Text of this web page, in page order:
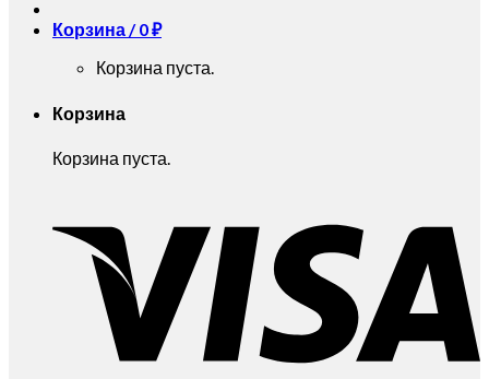
Корзина /0₽
Корзина пуста.
Корзина
Корзина пуста.